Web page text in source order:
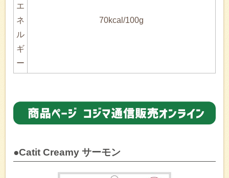
エ
ネ
ル
ギ
ー
70kcal/100g
●Catit Creamy サーモン